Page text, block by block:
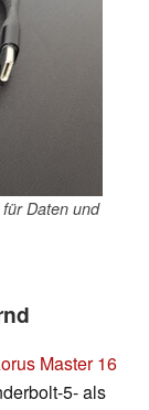
Daten und
Master 16
5- als